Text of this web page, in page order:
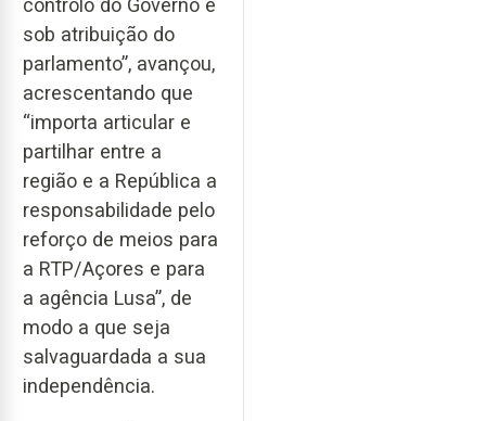
sob atribuição do
parlamento”, avançou,
acrescentando que
“importa articular e
partilhar entre a
região e a República a
responsabilidade pelo
reforço de meios para
a RTP/Açores e para
a agência Lusa”, de
modo a que seja
salvaguardada a sua
independência.